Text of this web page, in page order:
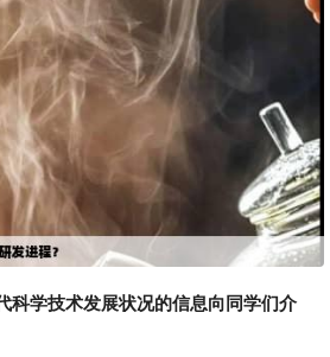
科学技术发展状况的信息向同学们介